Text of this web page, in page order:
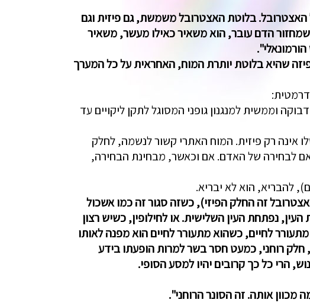
בלוטת האצטרובל משמשת, גם פיזית וגם
הדם עובר, הוא משאיר כאילו מעשר, משאיר
שהיא בלוטת יותרת המוח, האחראית על כל המערך
וממשית למנגנון גופני המסוגל לתקן ליקויים עד
אינה רק פיזית. המוח האתרי קשור לנשמה, לחלק
לבחירה של האדם. אם וכאשר, מבחינת הבחירה,
להבריא, הוא לא יבריא.
זה החלק הפיזי), כשזה סגור זה כמו אשכול
נפתחת העין השלישית. או לחילופין, כשיש רצון
לחיים, כשהוא מתעורר לחיים הוא מפנה לאותו
חלק רוחני, כמעט חסר בשר למרות הופעתו בידע
הרי כל כך קרובים יהיו למסע הסופי.
אותה. זה הסונר הרוחני".